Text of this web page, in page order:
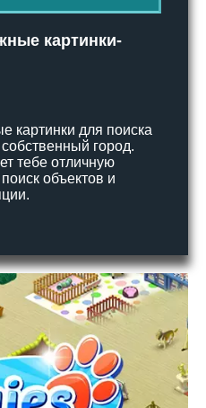
картинки-
картинки для поиска
город.
тебе отличную
объектов и